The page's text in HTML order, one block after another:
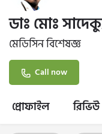
ডাঃ মোঃ
মেডিসিন বিশেষজ্ঞ
Call now
প্রোফাইল রিভিউ